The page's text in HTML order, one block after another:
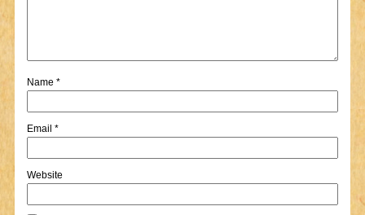
Name *
Email *
Website